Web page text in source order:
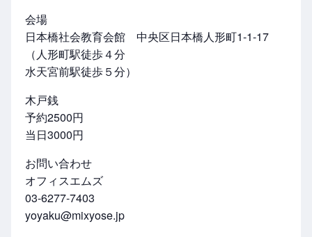
会場
日本橋社会教育会館 中央区日本橋人形町1-1-17
（人形町駅徒歩４分
水天宮前駅徒歩５分）
木戸銭
予約2500円
当日3000円
お問い合わせ
オフィスエムズ
03-6277-7403
yoyaku@mixyose.jp